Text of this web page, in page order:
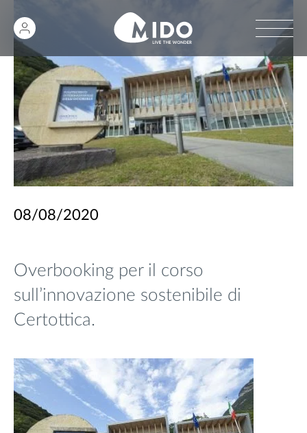
08/08/2020
Overbooking per il corso
sull’innovazione sostenibile di
Certottica.